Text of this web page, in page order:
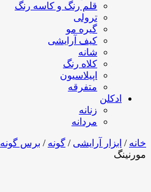
قلم رنگ و کاسه رنگ
ترولی
گیره مو
کیف آرایشی
شانه
کلاه رنگ
اپیلاسیون
متفرقه
ادکلن
زنانه
مردانه
خانه / ابزار آرایشی / گونه / برس گونه
مورنینگ